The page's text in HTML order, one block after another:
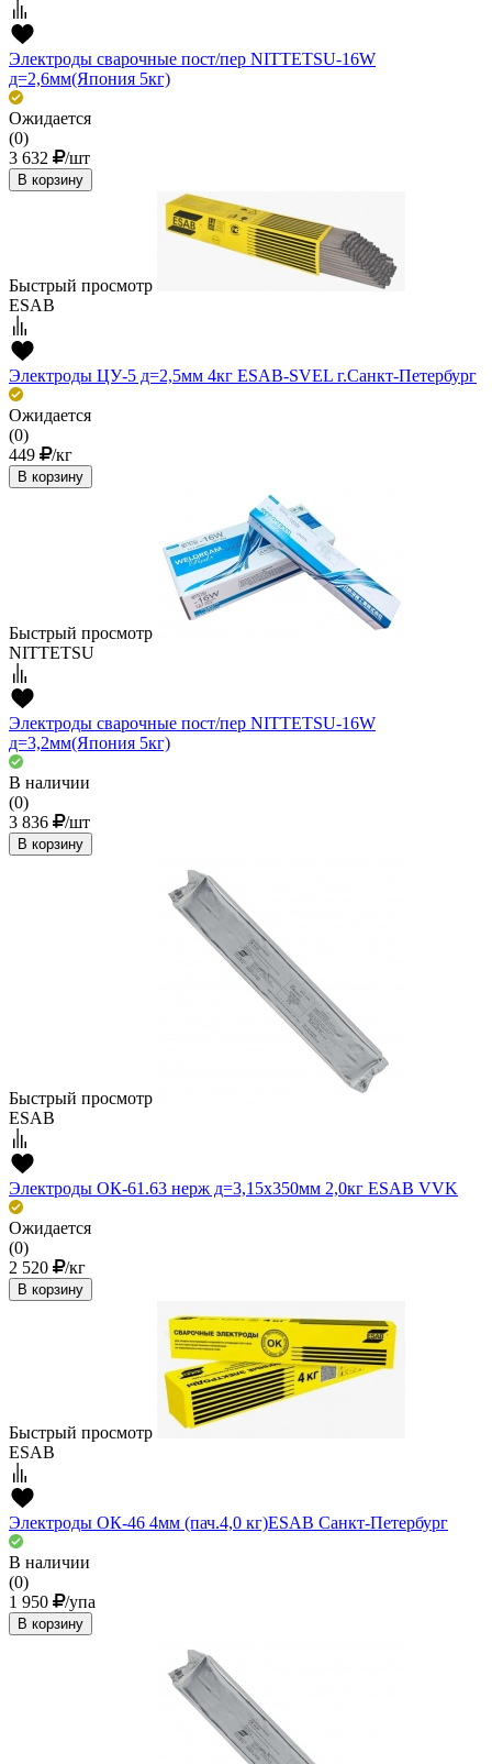
Электроды сварочные пост/пер NITTETSU-16W
д=2,6мм(Япония 5кг)
Ожидается
(0)
3 632
/шт
В корзину
Быстрый просмотр
ESAB
Электроды ЦУ-5 д=2,5мм 4кг ESAB-SVEL г.Санкт-Петербург
Ожидается
(0)
449
/кг
В корзину
Быстрый просмотр
NITTETSU
Электроды сварочные пост/пер NITTETSU-16W
д=3,2мм(Япония 5кг)
В наличии
(0)
3 836
/шт
В корзину
Быстрый просмотр
ESAB
Электроды ОК-61.63 нерж д=3,15х350мм 2,0кг ESAB VVK
Ожидается
(0)
2 520
/кг
В корзину
Быстрый просмотр
ESAB
Электроды ОК-46 4мм (пач.4,0 кг)ESAВ Санкт-Петербург
В наличии
(0)
1 950
/упа
В корзину